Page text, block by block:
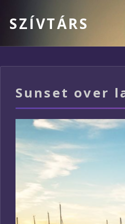
SZÍVTÁRS
Sunset over